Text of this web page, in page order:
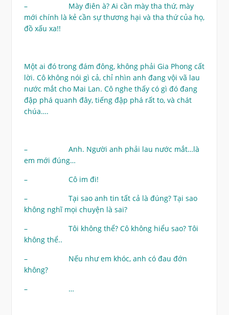
– Mày điên à? Ai cần mày tha thứ, mày
mới chính là kẻ cần sự thương hại và tha thứ của họ,
đồ xấu xa!!
Một ai đó trong đám đông, không phải Gia Phong cất
lời. Cô không nói gì cả, chỉ nhìn anh đang vội vã lau
nước mắt cho Mai Lan. Cô nghe thấy có gì đó đang
đập phá quanh đây, tiếng đập phá rất to, và chát
chúa….
– Anh. Người anh phải lau nước mắt…là
em mới đúng…
– Cô im đi!
– Tại sao anh tin tất cả là đúng? Tại sao
không nghĩ mọi chuyện là sai?
– Tôi không thể? Cô không hiểu sao? Tôi
không thể..
– Nếu như em khóc, anh có đau đớn
không?
– …